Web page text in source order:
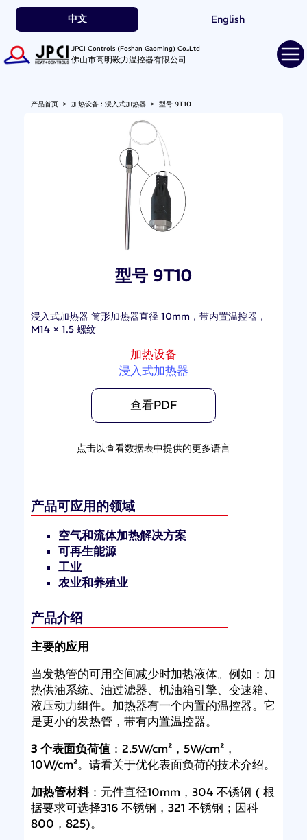
中文 English
JPCI Controls (Foshan Gaoming) Co.,Ltd
佛山市高明毅力温控器有限公司
产品首页> 加热设备 : 浸入式加热器> 型号 9T10
型号 9T10
浸入式加热器 筒形加热器直径 10mm，带内置温控器，
M14 × 1.5 螺纹
加热设备
浸入式加热器
查看PDF
点击以查看数据表中提供的更多语言
产品可应用的领域
空气和流体加热解决方案
可再生能源
工业
农业和养殖业
产品介绍
主要的应用
当发热管的可用空间减少时加热液体。例如：加
热供油系统、油过滤器、机油箱引擎、变速箱、
液压动力组件。加热器有一个内置的温控器。它
是更小的发热管，带有内置温控器。
3 个表面负荷值：2.5W/cm²，5W/cm²，
10W/cm²。请看关于优化表面负荷的技术介绍。
加热管材料：元件直径10mm，304 不锈钢 ( 根
据要求可选择316 不锈钢，321 不锈钢；因科
800，825)。